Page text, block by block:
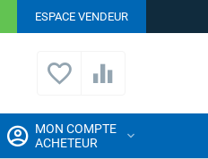
ESPACE VENDEUR
MON COMPTE
ACHETEUR